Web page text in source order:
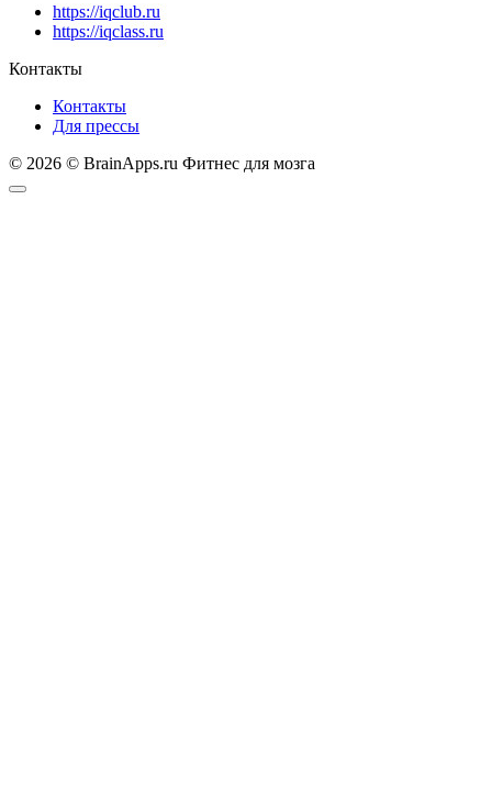
https://iqclub.ru
https://iqclass.ru
Контакты
Контакты
Для прессы
© 2026 © BrainApps.ru Фитнес для мозга